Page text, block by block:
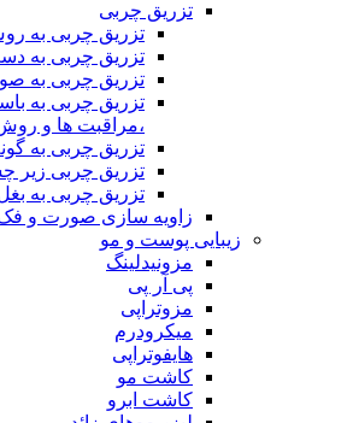
تزریق چربی
تزریق چربی به
تزریق چربی به
تزریق چربی به
تزریق چربی به
،مراقبت ها و
تزریق چربی به
تزریق چربی زیر
تزریق چربی به
زاویه سازی صورت و
زیبایی پوست و مو
مزونیدلینگ
پی آر پی
مزوتراپی
میکرودرم
هایفوتراپی
کاشت مو
کاشت ابرو